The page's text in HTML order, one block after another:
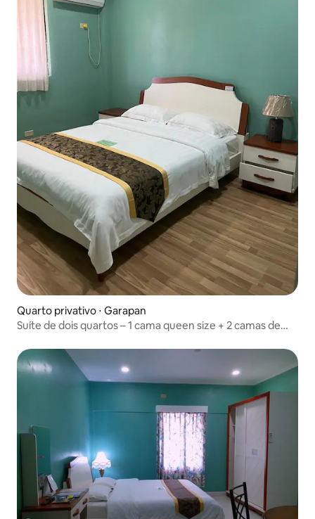
Quarto privativo ⋅ Garapan
Suíte de dois quartos – 1 cama queen size + 2 camas de